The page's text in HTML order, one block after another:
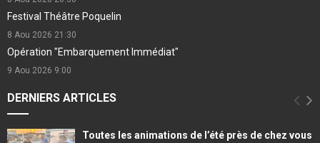
Festival Théâtre Poquelin
8 Aou 2026 21:30
Opération "Embarquement Immédiat"
9 Aou 2026 9:00
DERNIERS ARTICLES
Toutes les animations de l’été près de chez vous